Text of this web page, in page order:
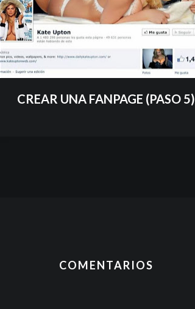
CREAR UNA FANPAGE (PASO 5)
COMENTARIOS